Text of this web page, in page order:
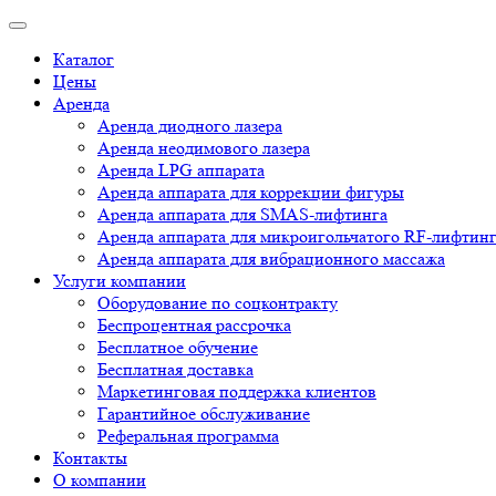
Каталог
Цены
Аренда
Аренда диодного лазера
Аренда неодимового лазера
Аренда LPG аппарата
Аренда аппарата для коррекции фигуры
Аренда аппарата для SMAS-лифтинга
Аренда аппарата для микроигольчатого RF-
Аренда аппарата для вибрационного массажа
Услуги компании
Оборудование по соцконтракту
Беспроцентная рассрочка
Бесплатное обучение
Бесплатная доставка
Маркетинговая поддержка клиентов
Гарантийное обслуживание
Реферальная программа
Контакты
О компании